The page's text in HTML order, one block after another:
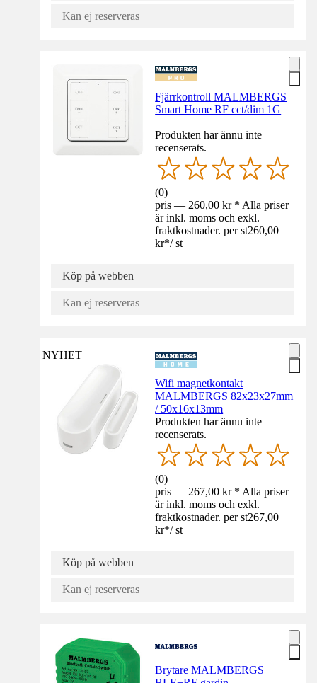
Kan ej reserveras
Fjärrkontroll MALMBERGS
Smart Home RF cct/dim 1G
Produkten har ännu inte
recenserats.
(0)
pris — 260,00 kr * Alla priser
är inkl. moms och exkl.
fraktkostnader. per st260,00
kr*/ st
Köp på webben
Kan ej reserveras
NYHET
Wifi magnetkontakt
MALMBERGS 82x23x27mm
/ 50x16x13mm
Produkten har ännu inte
recenserats.
(0)
pris — 267,00 kr * Alla priser
är inkl. moms och exkl.
fraktkostnader. per st267,00
kr*/ st
Köp på webben
Kan ej reserveras
Brytare MALMBERGS